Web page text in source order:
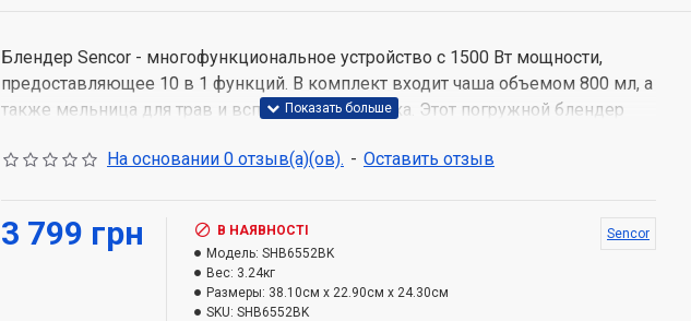
Блендер Sencor - многофункциональное устройство с 1500 Вт мощности,
предоставляющее 10 в 1 функций. В комплект входит чаша объемом 800 мл, а
также мельница для трав и вспениватель молока. Этот погружной блендер
мощность и разнообразные функции делают его универсальным помощником
На основании 0 отзыв(а)(ов). - Оставить отзыв
3 799 грн
В НАЯВНОСТІ
Модель: SHB6552BK
Вес: 3.24кг
Размеры: 38.10см x 22.90см x 24.30см
SKU: SHB6552BK
Sencor